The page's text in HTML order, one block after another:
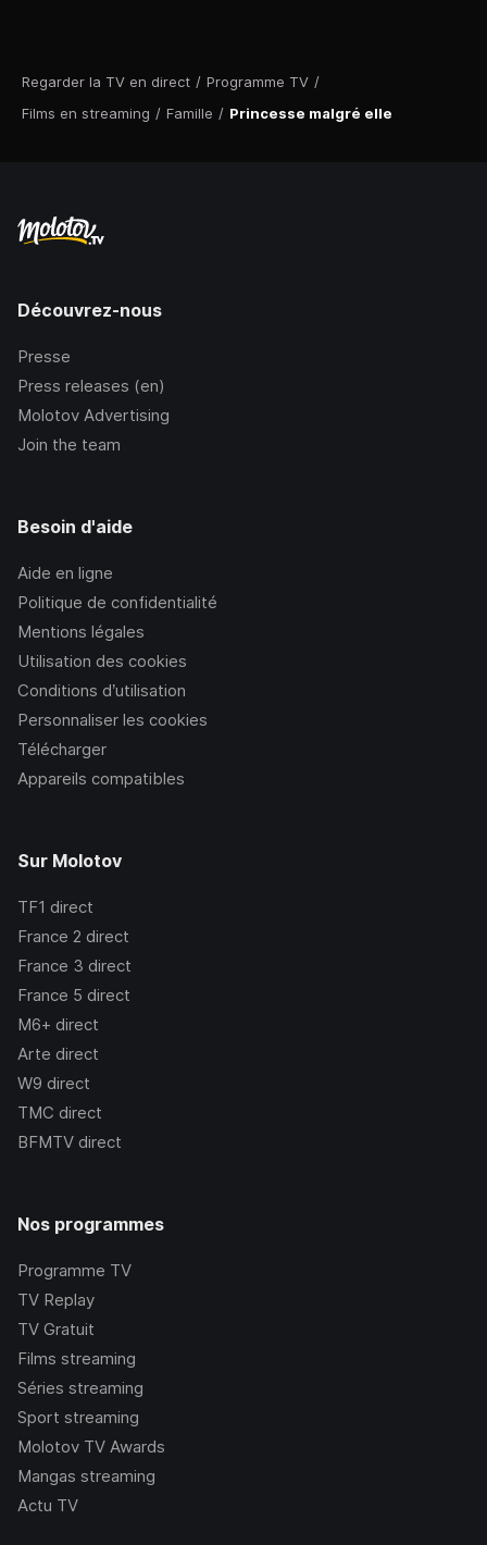
Regarder la TV en direct / Programme TV /
Films en streaming / Famille / Princesse malgré elle
Découvrez-nous
Presse
Press releases (en)
Molotov Advertising
Join the team
Besoin d'aide
Aide en ligne
Politique de confidentialité
Mentions légales
Utilisation des cookies
Conditions d’utilisation
Personnaliser les cookies
Télécharger
Appareils compatibles
Sur Molotov
TF1 direct
France 2 direct
France 3 direct
France 5 direct
M6+ direct
Arte direct
W9 direct
TMC direct
BFMTV direct
Nos programmes
Programme TV
TV Replay
TV Gratuit
Films streaming
Séries streaming
Sport streaming
Molotov TV Awards
Mangas streaming
Actu TV